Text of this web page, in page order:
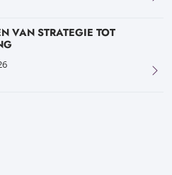
VAN STRATEGIE TOT